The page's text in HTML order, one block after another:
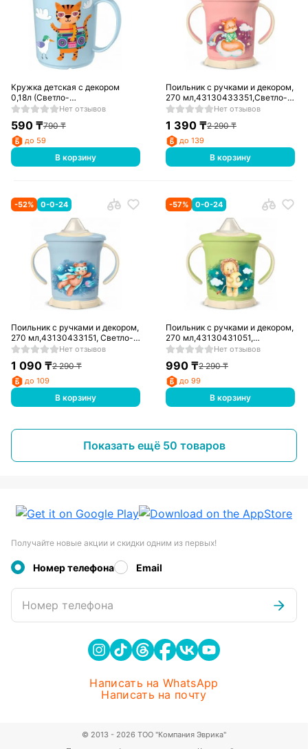
Кружка детская с декором
0,18л (Светло-
голубой),43138023151
Нет отзывов
590₸790₸
до 59
В корзину
Поильник с ручками и декором,
270 мл,43130433351,Светло-
розовый
Нет отзывов
1 390 ₸2 290₸
до 139
В корзину
-52% 0-0-24
Поильник с ручками и декором,
270 мл,43130433151, Светло-
голубой
Нет отзывов
1 090₸2 290₸
до 109
В корзину
-57% 0-0-24
Поильник с ручками и декором,
270 мл,43130431051,
Салатовый Нет отзывов
990 ₸2 290₸
до 99
В корзину
Показать ещё 50 товаров
Получайте новые акции и скидки одним из первых!
Номер телефона Email
Номер телефона
Написать на WhatsApp
Написать на почту
© 2013 - 2026 ТОО "Компания Эврика"